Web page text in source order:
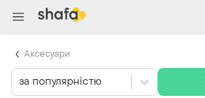
за популярністю
Аксесуари